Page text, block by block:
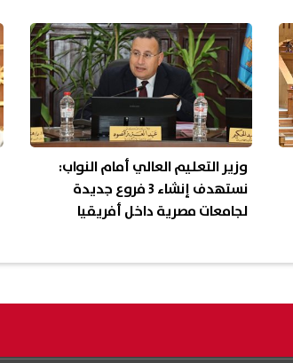
وزير التعليم العالي أمام النواب:
نستهدف إنشاء 3 فروع جديدة
لجامعات مصرية داخل أفريقيا